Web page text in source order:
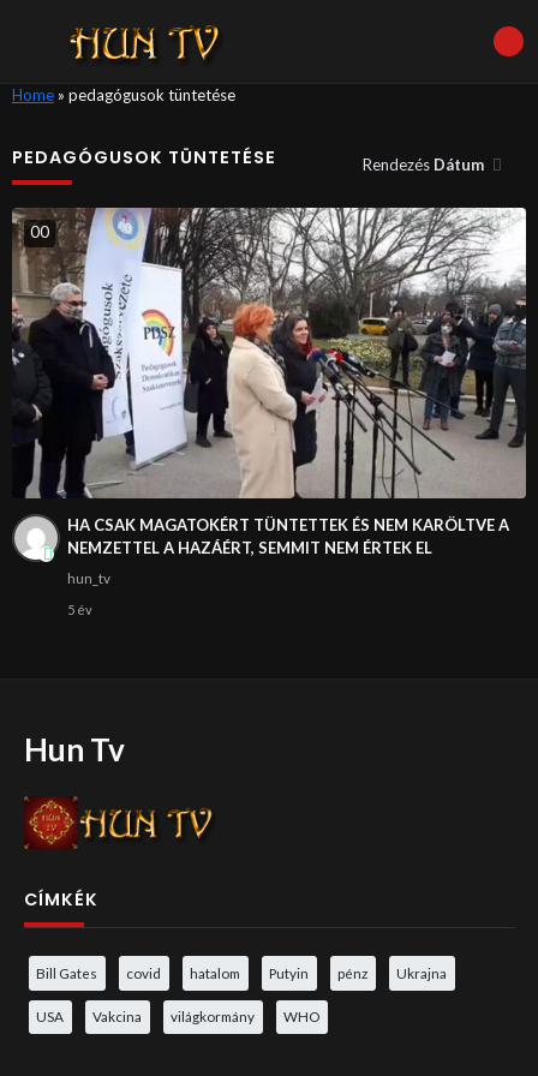
Home» pedagógusok tüntetése
PEDAGÓGUSOK TÜNTETÉSE Rendezés Dátum
00
HA CSAK MAGATOKÉRT TÜNTETTEK ÉS NEM KARÖLTVE A
NEMZETTEL A HAZÁÉRT, SEMMIT NEM ÉRTEK EL
hun_tv
5 év
Hun Tv
CÍMKÉK
Bill Gates covid hatalom Putyin pénz Ukrajna
USA Vakcina világkormány WHO